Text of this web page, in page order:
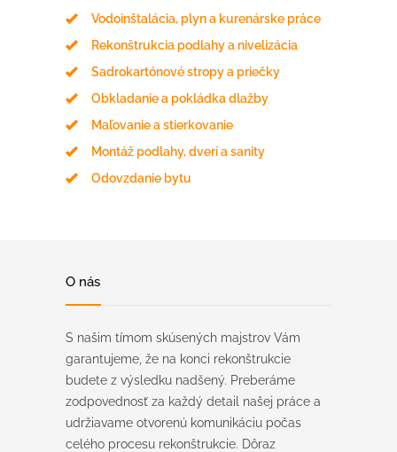
Vodoinštalácia, plyn a kurenárske práce
Rekonštrukcia podlahy a nivelizácia
Sadrokartónové stropy a priečky
Obkladanie a pokládka dlažby
Maľovanie a stierkovanie
Montáž podlahy, dverí a sanity
Odovzdanie bytu
O nás
S našim tímom skúsených majstrov Vám
garantujeme, že na konci rekonštrukcie
budete z výsledku nadšený. Preberáme
zodpovednosť za každý detail našej práce a
udržiavame otvorenú komunikáciu počas
celého procesu rekonštrukcie. Dôraz